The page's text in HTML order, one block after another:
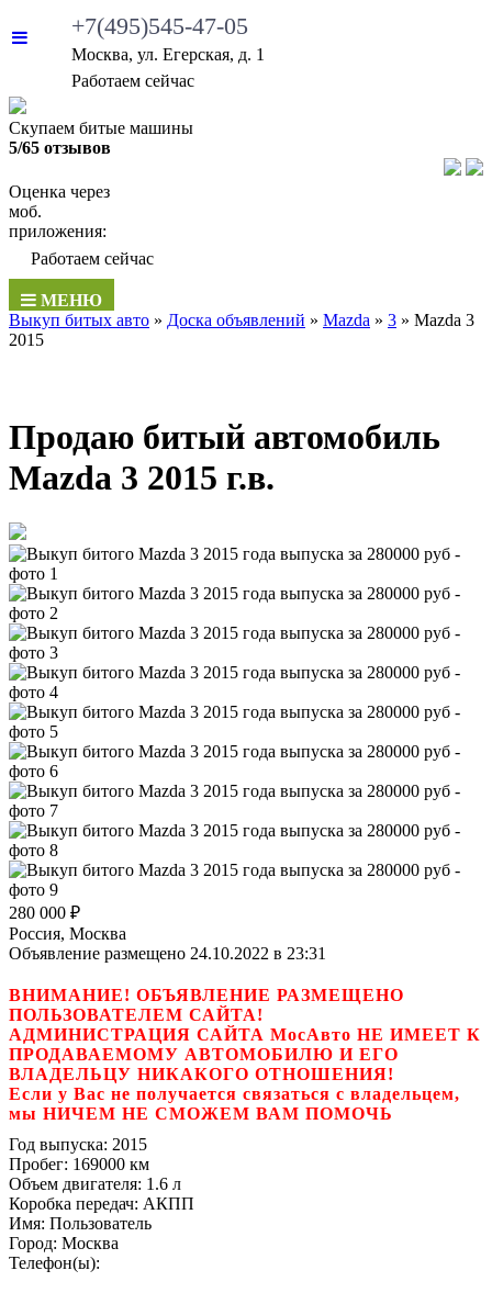
+7(495)545-47-05
Москва, ул. Егерская, д. 1
Работаем сейчас
Скупаем битые машины
5/65 отзывов
Оценка через
моб.
приложения:
Работаем сейчас
МЕНЮ
Выкуп битых авто » Доска объявлений » Mazda » 3 » Mazda 3
2015
Продаю битый автомобиль
Mazda 3 2015 г.в.
280 000 ₽
Россия, Москва
Объявление размещено 24.10.2022 в 23:31
ВНИМАНИЕ! ОБЪЯВЛЕНИЕ РАЗМЕЩЕНО
ПОЛЬЗОВАТЕЛЕМ САЙТА!
АДМИНИСТРАЦИЯ САЙТА МосАвто НЕ ИМЕЕТ К
ПРОДАВАЕМОМУ АВТОМОБИЛЮ И ЕГО
ВЛАДЕЛЬЦУ НИКАКОГО ОТНОШЕНИЯ!
Если у Вас не получается связаться с владельцем,
мы НИЧЕМ НЕ СМОЖЕМ ВАМ ПОМОЧЬ
Год выпуска: 2015
Пробег: 169000 км
Объем двигателя: 1.6 л
Коробка передач: АКПП
Имя: Пользователь
Город: Москва
Телефон(ы):